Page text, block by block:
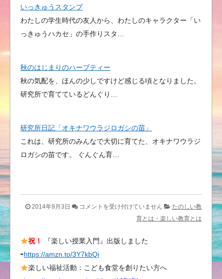
いっきゅうスタンプ
わたしの学生時代の友人から、わたしのキャラクター「い
っきゅうハカセ」の手作りスタ…
秋のはじまりのハーブティー
秋の気配を、ほんの少しですけど感じる頃となりました。
研究所で育てているどんぐり…
研究所日記「オキナワウラジロガシの苗」
これは、研究所のみんなで大切に育てた、オキナワウラジ
ロガシの苗です。 ぐんぐん育…
2014年9月3日
セ
オ
ブ・
ワ
コメントを受け付けていません
たのしい教
育とは・楽しい教育とは
祝！
『楽しい授業入門』出版しました
⇨https://amzn.to/3Y7kbQi
楽しい福祉活動：こども食堂を創りたい方へ